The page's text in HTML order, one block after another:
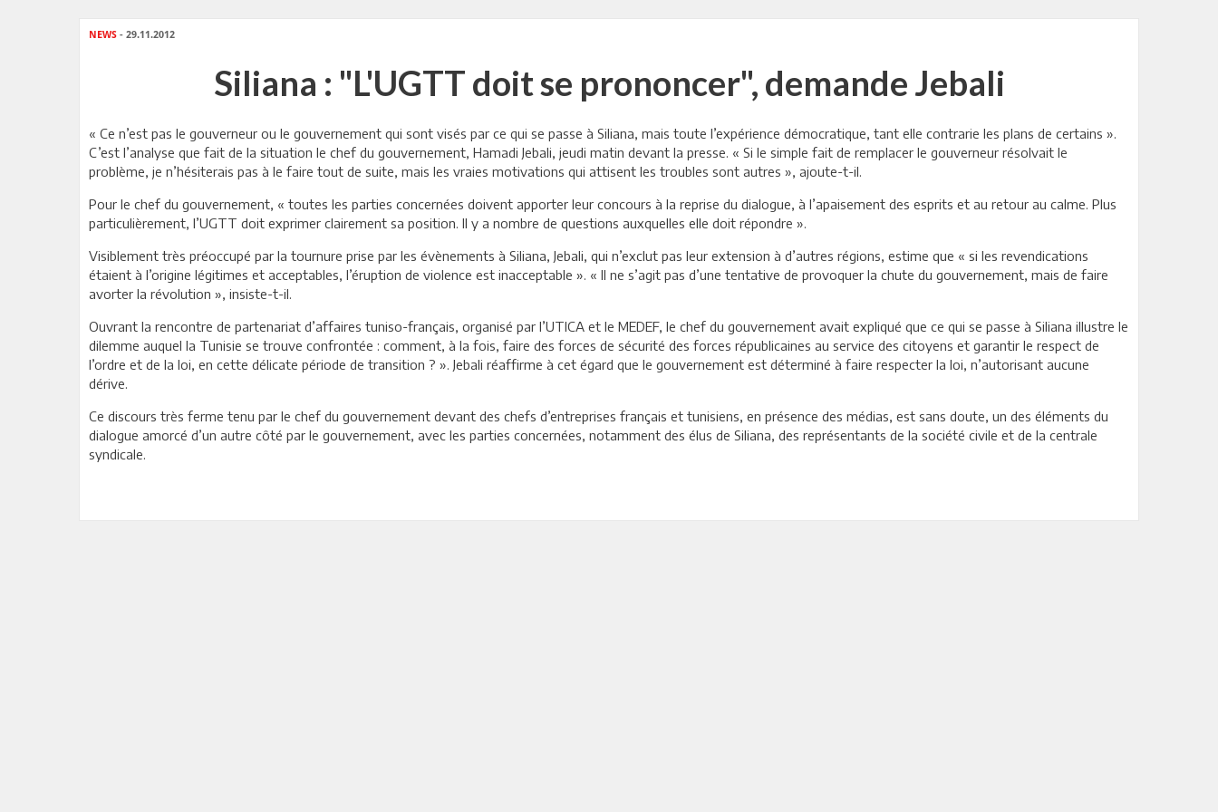
NEWS - 29.11.2012
Siliana : "L'UGTT doit se prononcer", demande Jebali
« Ce n’est pas le gouverneur ou le gouvernement qui sont visés par ce qui se passe à Siliana, mais toute l’expérience démocratique, tant elle contrarie les plans de certains ».
C’est l’analyse que fait de la situation le chef du gouvernement, Hamadi Jebali, jeudi matin devant la presse. « Si le simple fait de remplacer le gouverneur résolvait le
problème, je n’hésiterais pas à le faire tout de suite, mais les vraies motivations qui attisent les troubles sont autres », ajoute-t-il.
Pour le chef du gouvernement, « toutes les parties concernées doivent apporter leur concours à la reprise du dialogue, à l’apaisement des esprits et au retour au calme. Plus
particulièrement, l’UGTT doit exprimer clairement sa position. Il y a nombre de questions auxquelles elle doit répondre ».
Visiblement très préoccupé par la tournure prise par les évènements à Siliana, Jebali, qui n’exclut pas leur extension à d’autres régions, estime que « si les revendications
étaient à l’origine légitimes et acceptables, l’éruption de violence est inacceptable ». « Il ne s’agit pas d’une tentative de provoquer la chute du gouvernement, mais de faire
avorter la révolution », insiste-t-il.
Ouvrant la rencontre de partenariat d’affaires tuniso-français, organisé par l’UTICA et le MEDEF, le chef du gouvernement avait expliqué que ce qui se passe à Siliana illustre le
dilemme auquel la Tunisie se trouve confrontée : comment, à la fois, faire des forces de sécurité des forces républicaines au service des citoyens et garantir le respect de
l’ordre et de la loi, en cette délicate période de transition ? ». Jebali réaffirme à cet égard que le gouvernement est déterminé à faire respecter la loi, n’autorisant aucune
dérive.
Ce discours très ferme tenu par le chef du gouvernement devant des chefs d’entreprises français et tunisiens, en présence des médias, est sans doute, un des éléments du
dialogue amorcé d’un autre côté par le gouvernement, avec les parties concernées, notamment des élus de Siliana, des représentants de la société civile et de la centrale
syndicale.